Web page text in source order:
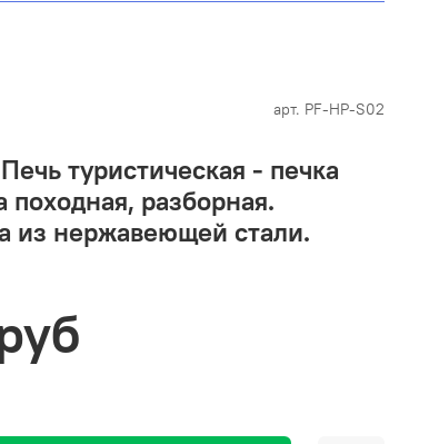
арт. PF-HP-S02
туристическая - печка
разборная.
из нержавеющей стали.